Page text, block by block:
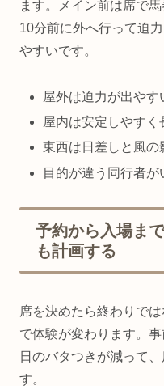
ます。メイン前は席で
10分前に外へ行って迫
やすいです。
屋外は迫力が出やす
屋内は安定しやすく
東西は日差しと風の
目的が違う同行者
予約から入場ま
も計画する
席を決めたら終わりで
で体験が変わります。
日のバタつきが減って
す。